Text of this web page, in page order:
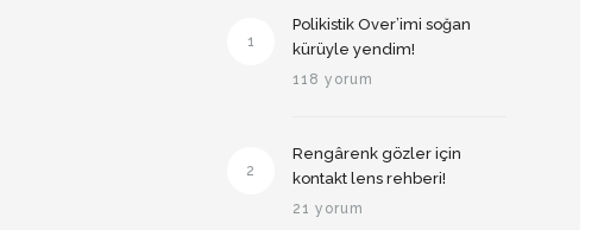
1
Polikistik Over’imi soğan
kürüyle yendim!
118 yorum
2
Rengârenk gözler için
kontakt lens rehberi!
21 yorum